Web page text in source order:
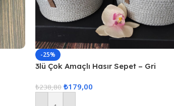
-25%
3lü Çok Amaçlı Hasır Sepet – Gri
₺238,80 ₺179,00